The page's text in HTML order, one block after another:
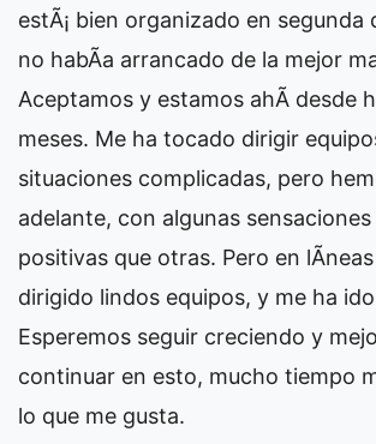
estÃ¡ bien organizado en segunda
no habÃ­a arrancado de la mejor
Aceptamos y estamos ahÃ­ desde
meses. Me ha tocado dirigir
situaciones complicadas, pero
adelante, con algunas sensaciones
positivas que otras. Pero en
dirigido lindos equipos, y me ha
Esperemos seguir creciendo y
continuar en esto, mucho tiempo
lo que me gusta.